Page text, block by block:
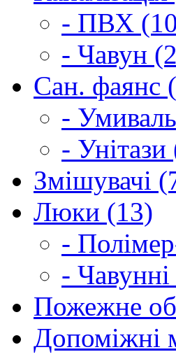
- ПВХ
- Чавун
Сан. фаянс
-
- Унітази
Змішувачі
Люки (13)
-
-
Пожежне
Допоміжні